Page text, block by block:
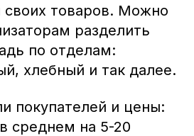
своих товаров. Можно
разделить
по отделам:
хлебный и так далее.
покупателей и цены:
среднем на 5-20